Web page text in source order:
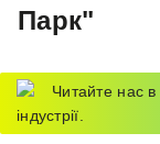
Парк"
Читайте нас в
індустрії.